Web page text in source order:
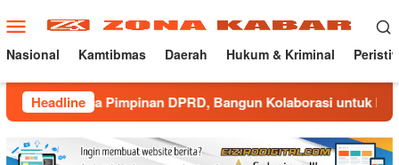
ke
konten
Menu
Mobile
Nasional Kamtibmas Daerah Hukum & Kriminal
HeadlineDPRD, Bangun Kolaborasi untuk Majalengka